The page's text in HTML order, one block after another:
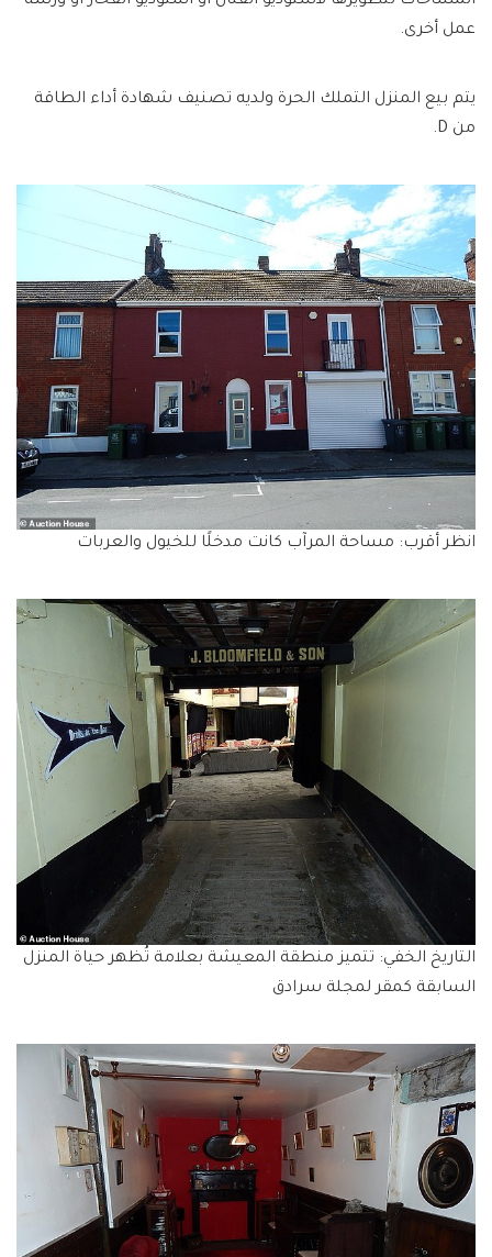
عمل أخرى.
يتم بيع المنزل التملك الحرة ولديه تصنيف شهادة أداء الطاقة
من D.
انظر أقرب: مساحة المرآب كانت مدخلًا للخيول والعربات
التاريخ الخفي: تتميز منطقة المعيشة بعلامة تُظهر حياة المنزل
السابقة كمقر لمجلة سرادق